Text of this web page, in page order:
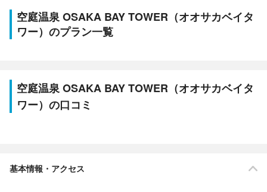
空庭温泉 OSAKA BAY TOWER（オオサカベイタ
ワー）のプラン一覧
空庭温泉 OSAKA BAY TOWER（オオサカベイタ
ワー）の口コミ
基本情報・アクセス